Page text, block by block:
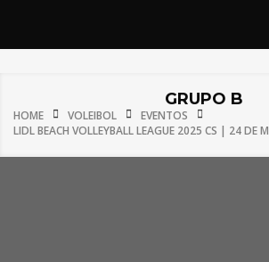
GRUPO B
HOME VOLEIBOL
EVENTOS
LIDL BEACH VOLLEYBALL LEAGUE 2025 CS | 24 DE